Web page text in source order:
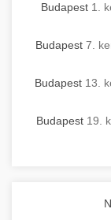
Budapest 1.
Budapest 7.
Budapest 13.
Budapest 19.